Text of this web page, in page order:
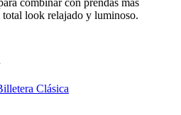
total look relajado y luminoso.